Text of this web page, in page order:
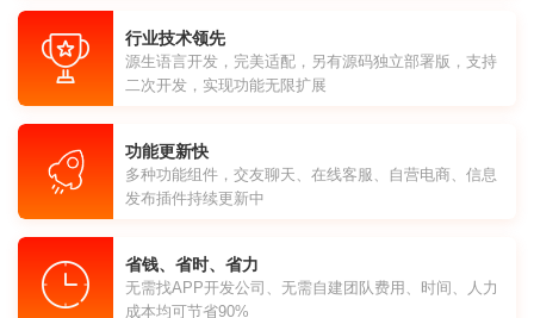
行业技术领先
源生语言开发，完美适配，另有源码独立部署版，支持
二次开发，实现功能无限扩展
功能更新快
多种功能组件，交友聊天、在线客服、自营电商、信息
发布插件持续更新中
省钱、省时、省力
无需找APP开发公司、无需自建团队费用、时间、人力
成本均可节省90%